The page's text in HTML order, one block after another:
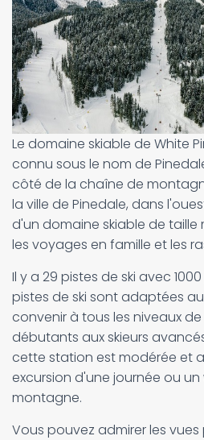
Le domaine skiable de White
connu sous le nom de
côté de la chaîne de
la ville de Pinedale, dans
d'un domaine skiable de
les voyages en famille et les
Il y a 29 pistes de ski avec
pistes de ski sont adaptées
convenir à tous les niveaux
débutants aux skieurs
cette station est modérée et
excursion d'une journée ou
montagne.
Vous pouvez admirer les